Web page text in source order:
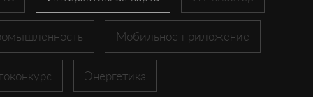
Мобильное приложение
Энергетика